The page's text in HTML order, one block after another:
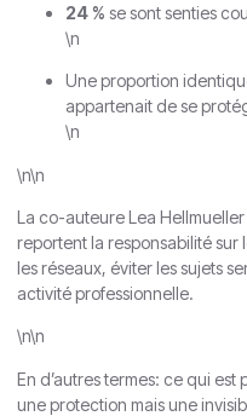
24 % se sont senties
\n
Une proportion
appartenait de se
\n
\n\n
La co-auteure Lea
reportent la responsabilité sur
les réseaux, éviter les sujets
activité professionnelle.
\n\n
En d’autres termes: ce qui est
une protection mais une